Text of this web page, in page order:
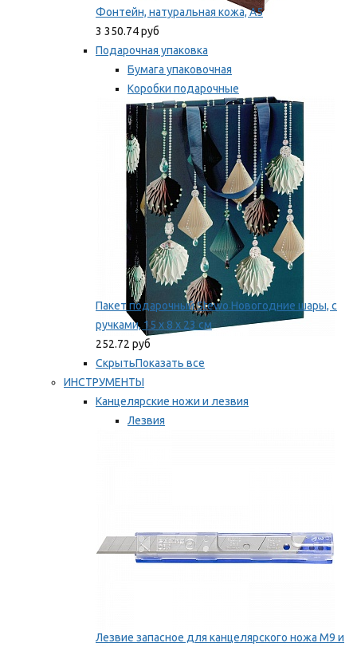
Фонтейн, натуральная кожа, А5
3 350.74 руб
Подарочная упаковка
Бумага упаковочная
Коробки подарочные
Ленты, бобины
Мы рекомендуем
Пакет подарочный Stewo Новогодние шары, с
ручками, 15 х 8 х 23 см
252.72 руб
СкрытьПоказать все
ИНСТРУМЕНТЫ
Канцелярские ножи и лезвия
Лезвия
Лезвие запасное для канцелярского ножа M9 и